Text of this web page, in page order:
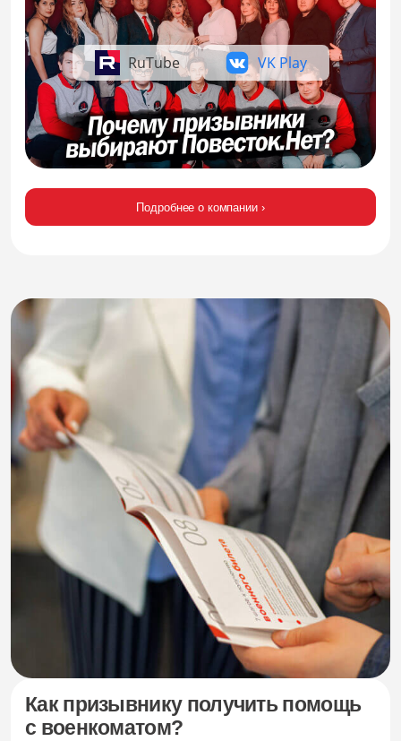
RuTube VK Play
Подробнее о компании ›
Как призывнику получить помощь
с военкоматом?